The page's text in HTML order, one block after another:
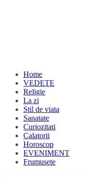
Home
VEDETE
Religie
La zi
Stil de viata
Sanatate
Curiozitati
Calatorii
Horoscop
EVENIMENT
Frumusete